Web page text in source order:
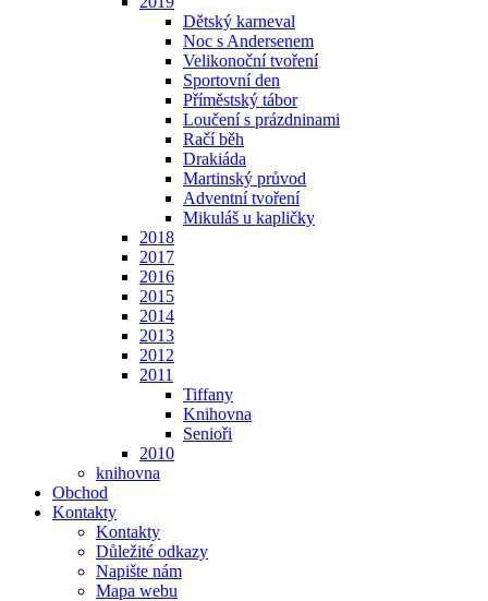
Dětský karneval
Noc s Andersenem
Velikonoční tvoření
Sportovní den
Příměstský tábor
Loučení s prázdninami
Račí běh
Drakiáda
Martinský průvod
Adventní tvoření
Mikuláš u kapličky
2018
2017
2016
2015
2014
2013
2012
2011
Tiffany
Knihovna
Senioři
2010
knihovna
Obchod
Kontakty
Kontakty
Důležité odkazy
Napište nám
Mapa webu